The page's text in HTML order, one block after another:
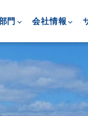
門 会社情報